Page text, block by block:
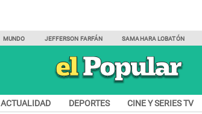
MUNDO JEFFERSON FARFÁN SAMAHARA LOBATÓN
ACTUALIDAD DEPORTES CINE Y SERIES TV